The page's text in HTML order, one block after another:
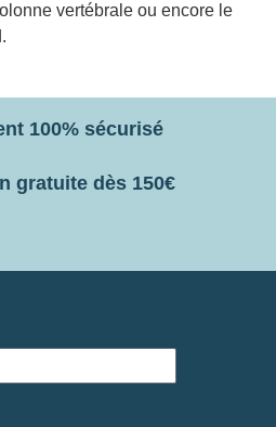
vertébrale ou encore le
100% sécurisé
gratuite dès 150€